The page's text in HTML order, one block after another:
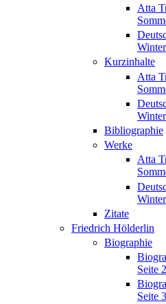
Atta
Kurzinhalte
Atta
Bibliographie
Werke
Atta
Zitate
Friedrich Hölderlin
Biographie
Seite 2
Seite 3